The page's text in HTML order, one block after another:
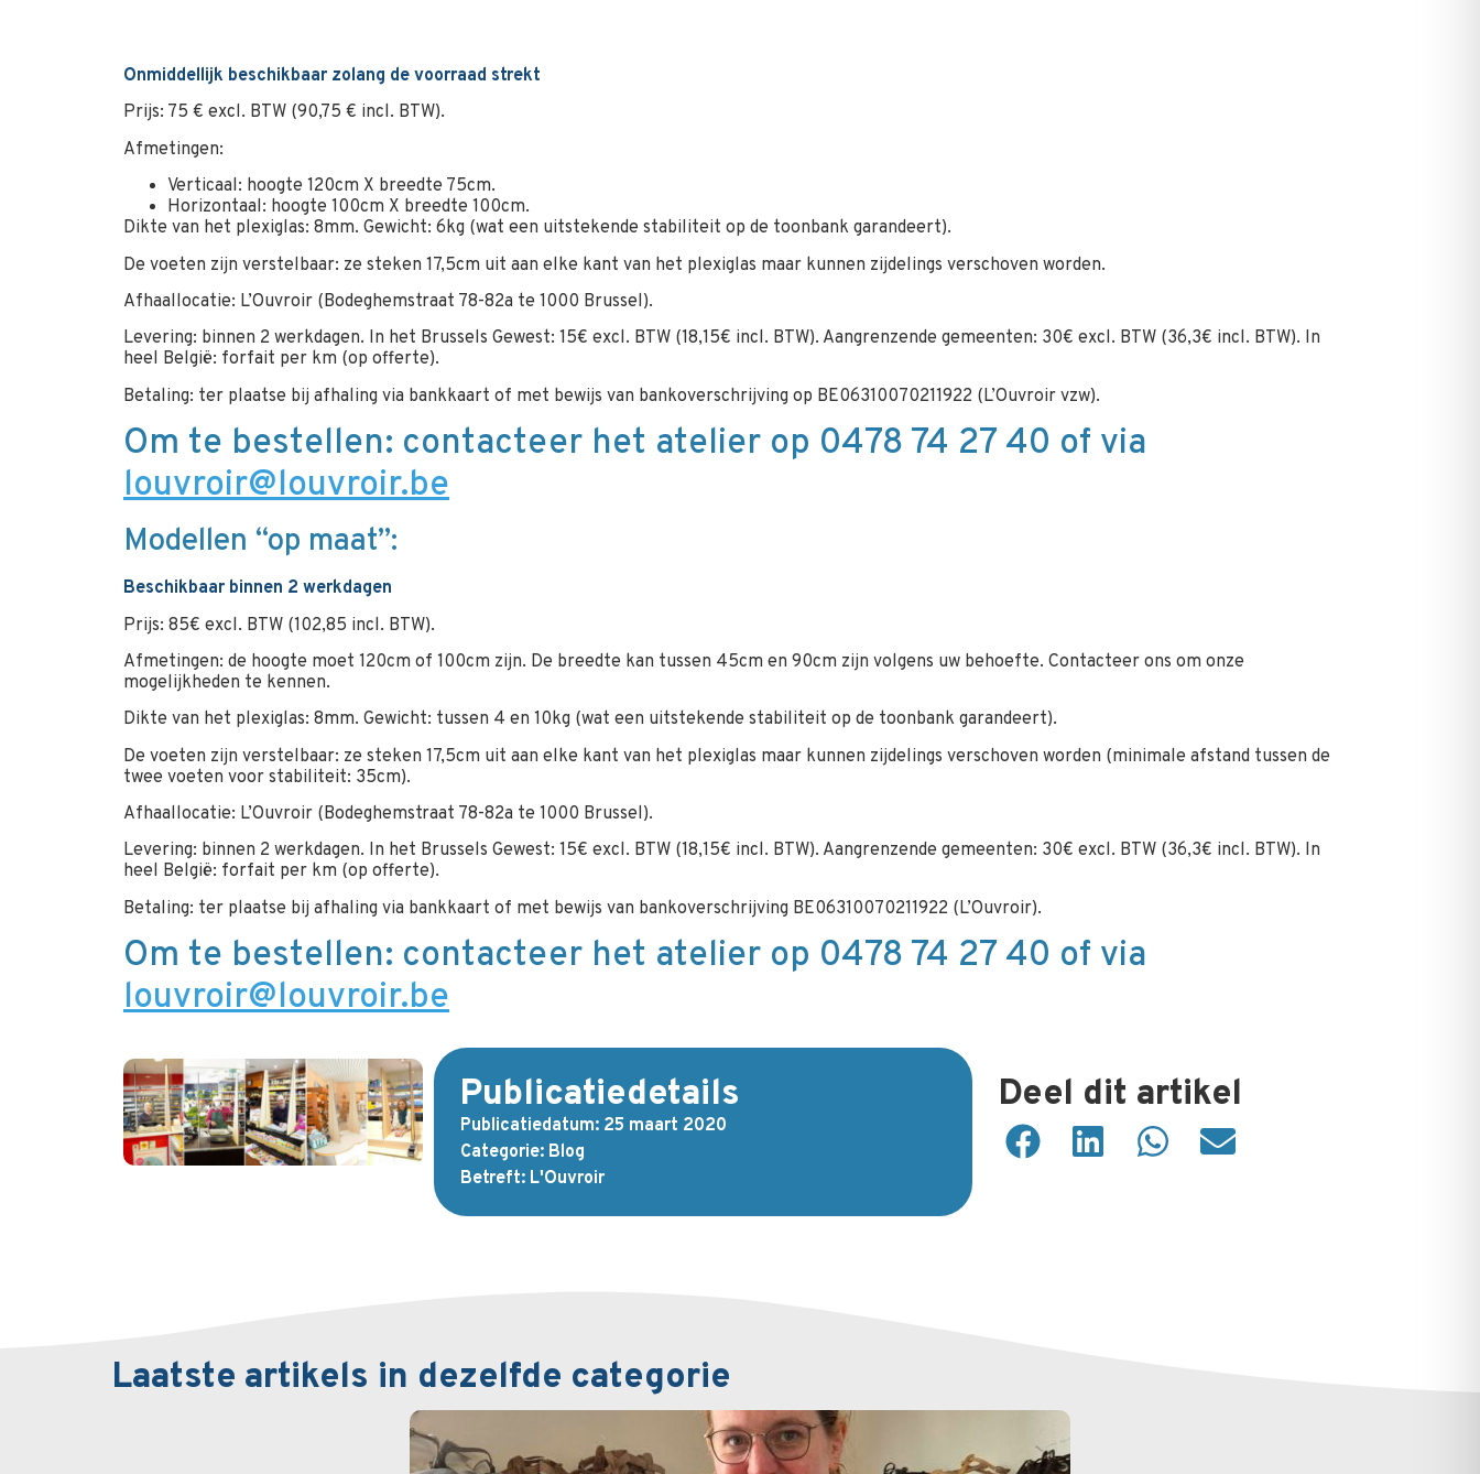
Onmiddellijk beschikbaar zolang de voorraad strekt
Prijs: 75 € excl. BTW (90,75 € incl. BTW).
Afmetingen:
Verticaal: hoogte 120cm X breedte 75cm.
Horizontaal: hoogte 100cm X breedte 100cm.
Dikte van het plexiglas: 8mm. Gewicht: 6kg (wat een uitstekende stabiliteit op de toonbank garandeert).
De voeten zijn verstelbaar: ze steken 17,5cm uit aan elke kant van het plexiglas maar kunnen zijdelings verschoven worden.
Afhaallocatie: L’Ouvroir (Bodeghemstraat 78-82a te 1000 Brussel).
Levering: binnen 2 werkdagen. In het Brussels Gewest: 15€ excl. BTW (18,15€ incl. BTW). Aangrenzende gemeenten: 30€ excl. BTW (36,3€ incl. BTW). In
heel België: forfait per km (op offerte).
Betaling: ter plaatse bij afhaling via bankkaart of met bewijs van bankoverschrijving op BE06310070211922 (L’Ouvroir vzw).
Om te bestellen: contacteer het atelier op 0478 74 27 40 of via
louvroir@louvroir.be
Modellen “op maat”:
Beschikbaar binnen 2 werkdagen
Prijs: 85€ excl. BTW (102,85 incl. BTW).
Afmetingen: de hoogte moet 120cm of 100cm zijn. De breedte kan tussen 45cm en 90cm zijn volgens uw behoefte. Contacteer ons om onze
mogelijkheden te kennen.
Dikte van het plexiglas: 8mm. Gewicht: tussen 4 en 10kg (wat een uitstekende stabiliteit op de toonbank garandeert).
De voeten zijn verstelbaar: ze steken 17,5cm uit aan elke kant van het plexiglas maar kunnen zijdelings verschoven worden (minimale afstand tussen de
twee voeten voor stabiliteit: 35cm).
Afhaallocatie: L’Ouvroir (Bodeghemstraat 78-82a te 1000 Brussel).
Levering: binnen 2 werkdagen. In het Brussels Gewest: 15€ excl. BTW (18,15€ incl. BTW). Aangrenzende gemeenten: 30€ excl. BTW (36,3€ incl. BTW). In
heel België: forfait per km (op offerte).
Betaling: ter plaatse bij afhaling via bankkaart of met bewijs van bankoverschrijving BE06310070211922 (L’Ouvroir).
Om te bestellen: contacteer het atelier op 0478 74 27 40 of via
louvroir@louvroir.be
Publicatiedetails
Publicatiedatum: 25 maart 2020
Categorie: Blog
Betreft: L'Ouvroir
Deel dit artikel
Laatste artikels in dezelfde categorie